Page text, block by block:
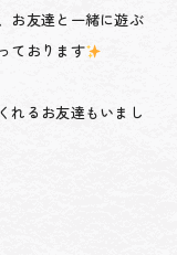
お友達と一緒に遊ぶ
ております
れるお友達もいまし